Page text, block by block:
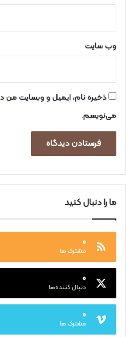
ت
ا
ب
ا
وب‌ سایت
ذخیره نام، ایمیل و وبسایت من
می‌نویسم.
ما را دنبال کنید
۰
مشترک ها
۰
دنبال کننده‌ها
۰
مشترک ها